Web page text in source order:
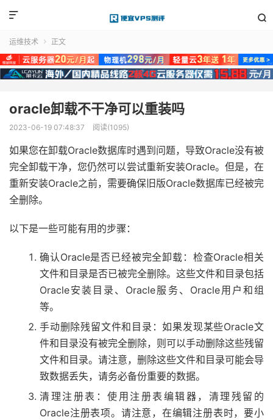


运维技术  正文
oracle卸载不干净可以重装吗
2023-06-19 07:48:37 阅读(1095)
如果您在卸载Oracle数据库时遇到问题，导致Oracle没有被
完全卸载干净，您仍然可以尝试重新安装Oracle。但是，在
重新安装Oracle之前，需要确保旧版Oracle数据库已经被完
全删除。
以下是一些可能有用的步骤：
确认Oracle是否已经被完全卸载：检查Oracle相关
文件和目录是否已被完全删除。这些文件和目录包括
Oracle安装目录、Oracle服务、Oracle用户和组
等。
手动删除残留文件和目录：如果发现某些Oracle文
件和目录没有被完全删除，则可以手动删除这些残留
文件和目录。请注意，删除这些文件和目录可能会导
致数据丢失，请务必备份重要的数据。
清理注册表：使用注册表编辑器，清理残留的
Oracle注册表项。请注意，在编辑注册表时，要小